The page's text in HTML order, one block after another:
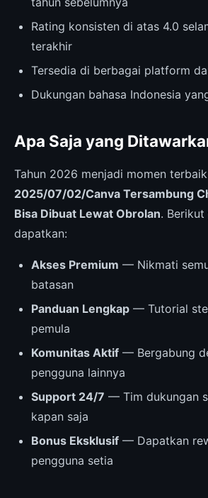
Rating konsisten di atas 4.0
terakhir
Tersedia di berbagai platform
Dukungan bahasa Indonesia
Apa Saja yang
Tahun 2026 menjadi momen
2025/07/02/Canva Tersambung
Bisa Dibuat Lewat Obrolan. Berikut
dapatkan:
Akses Premium — Nikmati
batasan
Panduan Lengkap — Tutorial
pemula
Komunitas Aktif — Bergabung
pengguna lainnya
Support 24/7 — Tim dukungan
kapan saja
Bonus Eksklusif — Dapatkan
pengguna setia